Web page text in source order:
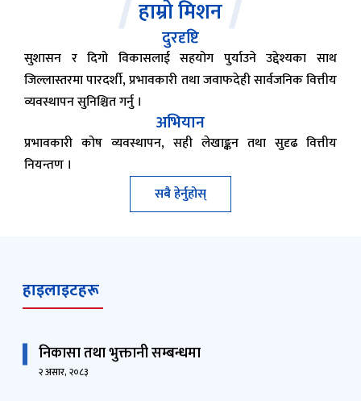
हाम्रो मिशन
दुरदृष्टि
सुशासन र दिगो विकासलाई सहयोग पुर्याउने उद्देश्यका साथ
जिल्लास्तरमा पारदर्शी, प्रभावकारी तथा जवाफदेही सार्वजनिक वित्तीय
व्यवस्थापन सुनिश्चित गर्नु ।
अभियान
प्रभावकारी कोष व्यवस्थापन, सही लेखाङ्कन तथा सुदृढ वित्तीय
नियन्तण ।
सबै हेर्नुहोस्
हाइलाइटहरू
निकासा तथा भुक्तानी सम्बन्धमा
२ असार, २०८३